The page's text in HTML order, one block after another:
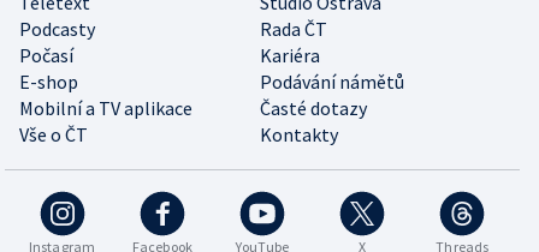
Podcasty
Rada ČT
Počasí
Kariéra
E-shop
Podávání námětů
Mobilní a TV aplikace
Časté dotazy
Vše o ČT
Kontakty
Instagram Facebook YouTube X Threads